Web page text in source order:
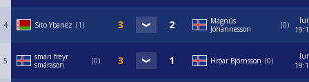
4 Sito Ybanez 1
Magnús
Jóhannesson
0
5
smári freyr
smárason
0 Hróar Björnsson 0